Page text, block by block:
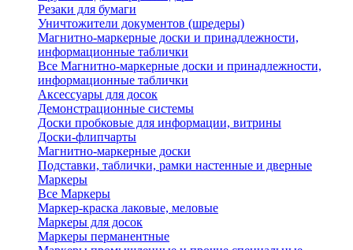
Резаки для бумаги
Уничтожители документов (шредеры)
Магнитно-маркерные доски и принадлежности,
информационные таблички
Все Магнитно-маркерные доски и принадлежности,
информационные таблички
Аксессуары для досок
Демонстрационные системы
Доски пробковые для информации, витрины
Доски-флипчарты
Магнитно-маркерные доски
Подставки, таблички, рамки настенные и дверные
Маркеры
Все Маркеры
Маркер-краска лаковые, меловые
Маркеры для досок
Маркеры перманентные